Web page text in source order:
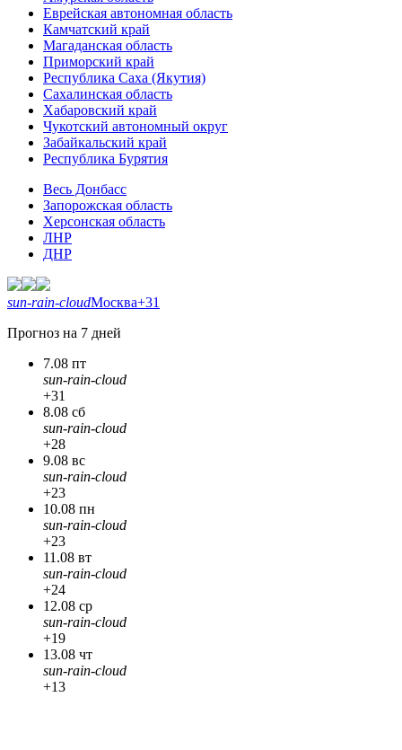
Еврейская автономная область
Камчатский край
Магаданская область
Приморский край
Республика Саха (Якутия)
Сахалинская область
Хабаровский край
Чукотский автономный округ
Забайкальский край
Республика Бурятия
Весь Донбасс
Запорожская область
Херсонская область
ЛНР
ДНР
sun-rain-cloudМосква+31
Прогноз на 7 дней
7.08 пт
sun-rain-cloud
+31
8.08 сб
sun-rain-cloud
+28
9.08 вс
sun-rain-cloud
+23
10.08 пн
sun-rain-cloud
+23
11.08 вт
sun-rain-cloud
+24
12.08 ср
sun-rain-cloud
+19
13.08 чт
sun-rain-cloud
+13